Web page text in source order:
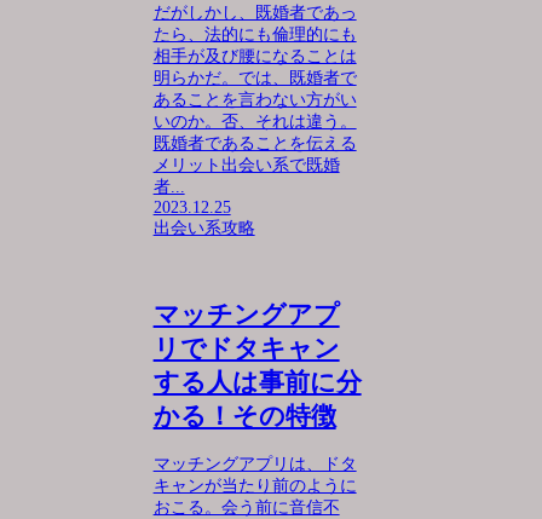
だがしかし、既婚者であっ
たら、法的にも倫理的にも
相手が及び腰になることは
明らかだ。では、既婚者で
あることを言わない方がい
いのか。否、それは違う。
既婚者であることを伝える
メリット出会い系で既婚
者...
2023.12.25
出会い系攻略
マッチングアプ
リでドタキャン
する人は事前に分
かる！その特徴
マッチングアプリは、ドタ
キャンが当たり前のように
おこる。会う前に音信不